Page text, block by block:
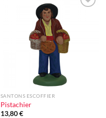
SANTONS ESCOFFIER
Pistachier
13,80€